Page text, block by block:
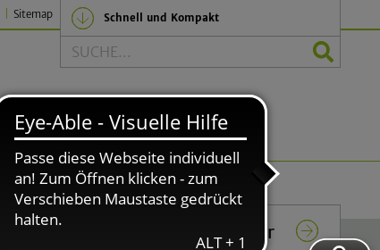
Sitemap Schnell und Kompakt
Suche
Politik und Verwaltung
Das Rathaus in Lindlar